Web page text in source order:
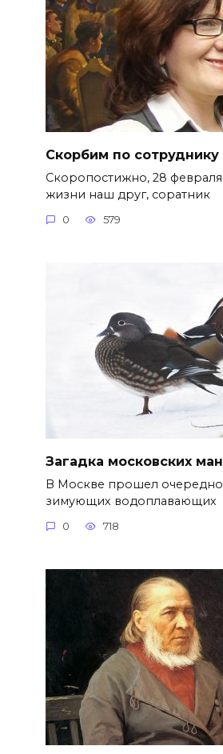
Скорбим по
Скоропостижно, 28
жизни наш друг, соратник
0 579
Загадка московских
В Москве прошел
зимующих водоплавающих
0 718